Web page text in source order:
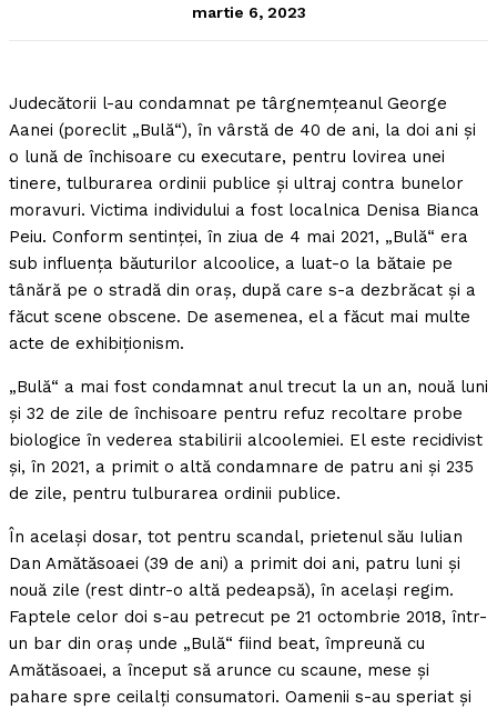
martie 6, 2023
Judecătorii l-au condamnat pe târgnemţeanul George
Aanei (poreclit „Bulă“), în vârstă de 40 de ani, la doi ani şi
o lună de închisoare cu executare, pentru lovirea unei
tinere, tulburarea ordinii publice şi ultraj contra bunelor
moravuri. Victima individului a fost localnica Denisa Bianca
Peiu. Conform sentinţei, în ziua de 4 mai 2021, „Bulă“ era
sub influenţa băuturilor alcoolice, a luat-o la bătaie pe
tânără pe o stradă din oraş, după care s-a dezbrăcat şi a
făcut scene obscene. De asemenea, el a făcut mai multe
acte de exhibiţionism.
„Bulă“ a mai fost condamnat anul trecut la un an, nouă luni
şi 32 de zile de închisoare pentru refuz recoltare probe
biologice în vederea stabilirii alcoolemiei. El este recidivist
şi, în 2021, a primit o altă condamnare de patru ani şi 235
de zile, pentru tulburarea ordinii publice.
În acelaşi dosar, tot pentru scandal, prietenul său Iulian
Dan Amătăsoaei (39 de ani) a primit doi ani, patru luni şi
nouă zile (rest dintr-o altă pedeapsă), în acelaşi regim.
Faptele celor doi s-au petrecut pe 21 octombrie 2018, într-
un bar din oraş unde „Bulă“ fiind beat, împreună cu
Amătăsoaei, a început să arunce cu scaune, mese şi
pahare spre ceilalţi consumatori. Oamenii s-au speriat şi